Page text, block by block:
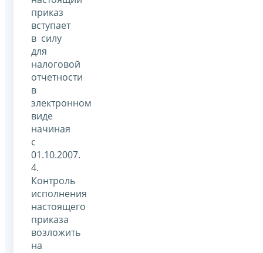
приказ
вступает
в силу
для
налоговой
отчетности
в
электронном
виде
начиная
с
01.10.2007.
4.
Контроль
исполнения
настоящего
приказа
возложить
на